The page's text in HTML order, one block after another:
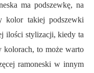
ma podszewkę, na
kolor takiej podszewki
ilości stylizacji, kiedy ta
kolorach, to może warto
ramoneski w innym